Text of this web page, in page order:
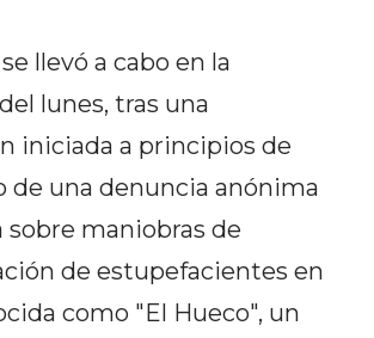
llevó a cabo en la
lunes, tras una
iniciada a principios de
de una denuncia anónima
sobre maniobras de
de estupefacientes en
como "El Hueco", un